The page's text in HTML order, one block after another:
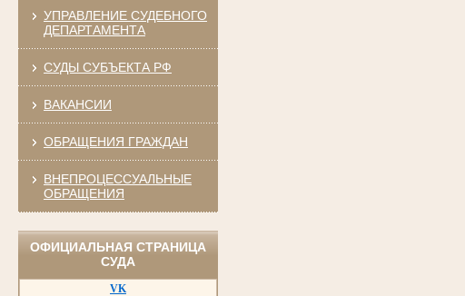
УПРАВЛЕНИЕ СУДЕБНОГО
ДЕПАРТАМЕНТА
СУДЫ СУБЪЕКТА РФ
ВАКАНСИИ
ОБРАЩЕНИЯ ГРАЖДАН
ВНЕПРОЦЕССУАЛЬНЫЕ
ОБРАЩЕНИЯ
ОФИЦИАЛЬНАЯ СТРАНИЦА
СУДА
VK